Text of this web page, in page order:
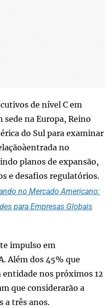
de nível C em
sede na Europa, Reino
do Sul para examinar
no
planos de expansão,
e desafios regulatórios.
no Mercado Americano:
para Empresas Globais
impulso em
Além dos 45% que
nos próximos 12
que considerarão a
a três anos.